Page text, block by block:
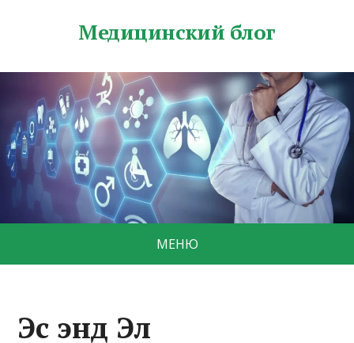
Медицинский блог
МЕНЮ
Эс энд Эл